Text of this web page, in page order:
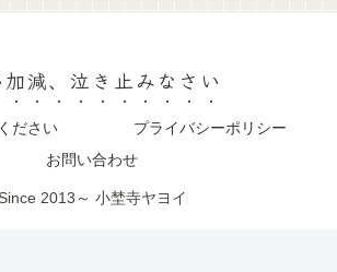
加減、泣き止みなさい
ださい
プライバシーポリシー
お問い合わせ
Since 2013～ 小埜寺ヤヨイ